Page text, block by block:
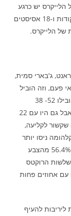
הלייקרס יש כרגע
שניים כאלה בסך הכל, ולא בכדי הם היו עם 67 נקודות ו-18 אסיסטים
ג'בארי סמית,
פעם, וזה הוביל
לכמה נתונים מעניינים מהמשחק הזה. הרוקטס הובילו 52- 38
בריבאונד ו-16- 11 בריבאונד התקפה מצד אחד, אבל גם היו עם 22
מה שקשור לקליעה,
ניסו יותר
שלשות, אבל דווקא הרוקטס היו עם 44 נקודות ב-56.4% מהצבע
ב-67.6%, ואילו בשלשות הרוקטס
לעומת 13), אבל היו עם אחוזים פחות
להעיף